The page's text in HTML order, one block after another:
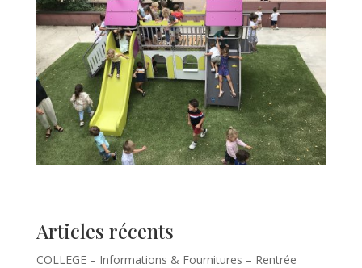
Articles récents
COLLEGE – Informations & Fournitures – Rentrée